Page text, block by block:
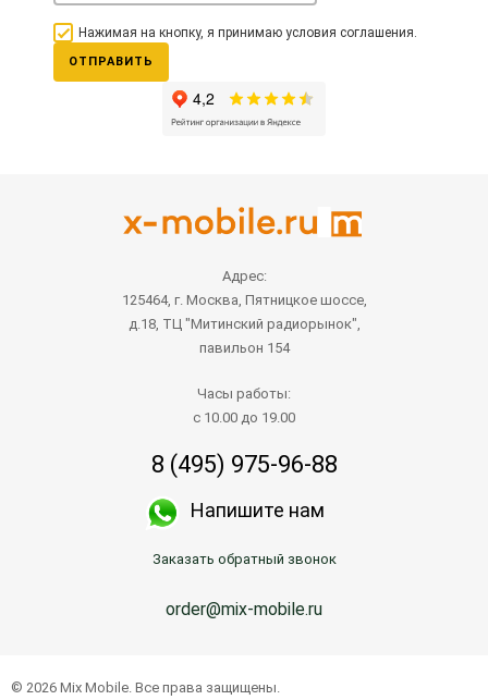
Нажимая на кнопку, я принимаю условия соглашения.
ОТПРАВИТЬ
Адрес:
125464, г. Москва, Пятницкое шоссе,
д.18, ТЦ "Митинский радиорынок",
павильон 154
Часы работы:
с 10.00 до 19.00
8 (495) 975-96-88
Напишите нам
Заказать обратный звонок
order@mix-mobile.ru
© 2026 Mix Mobile. Все права защищены.